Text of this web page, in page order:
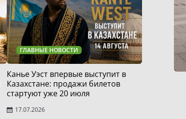
ГЛАВНЫЕ НОВОСТИ
Канье Уэст впервые выступит в
Казахстане: продажи билетов
стартуют уже 20 июля
17.07.2026